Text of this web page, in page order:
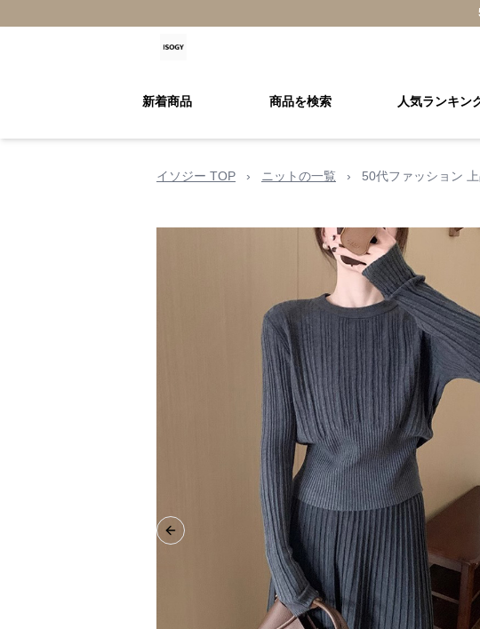
新着商品 商品を検索 人気ランキン
イソジー TOP › ニットの一覧 › 50代ファッション
Previous slide